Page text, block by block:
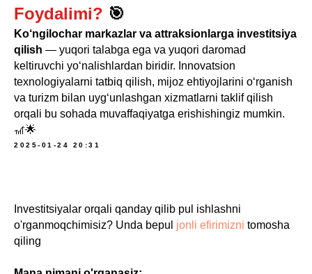
Foydalimi? 🎯
Ko‘ngilochar markazlar va attraksionlarga investitsiya
qilish — yuqori talabga ega va yuqori daromad
keltiruvchi yo‘nalishlardan biridir. Innovatsion
texnologiyalarni tatbiq qilish, mijoz ehtiyojlarini o‘rganish
va turizm bilan uyg‘unlashgan xizmatlarni taklif qilish
orqali bu sohada muvaffaqiyatga erishishingiz mumkin.
🎢🌟
2025-01-24 20:31
Investitsiyalar orqali qanday qilib pul ishlashni
o'rganmoqchimisiz? Unda bepul jonli efirimizni tomosha
qiling